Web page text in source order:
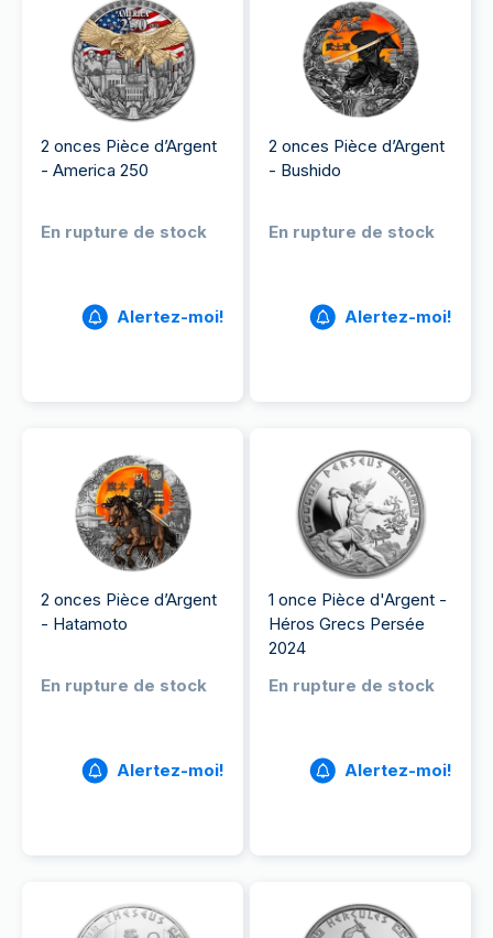
2 onces Pièce d’Argent
- America 250
En rupture de stock
Alertez-moi!
2 onces Pièce d’Argent
- Bushido
En rupture de stock
Alertez-moi!
2 onces Pièce d’Argent
- Hatamoto
En rupture de stock
Alertez-moi!
1 once Pièce d'Argent -
Héros Grecs Persée
2024
En rupture de stock
Alertez-moi!